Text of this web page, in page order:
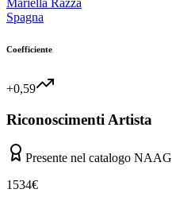
Spagna
Coefficiente
+0,59
Riconoscimenti Artista
Presente nel catalogo NAAG
1534€